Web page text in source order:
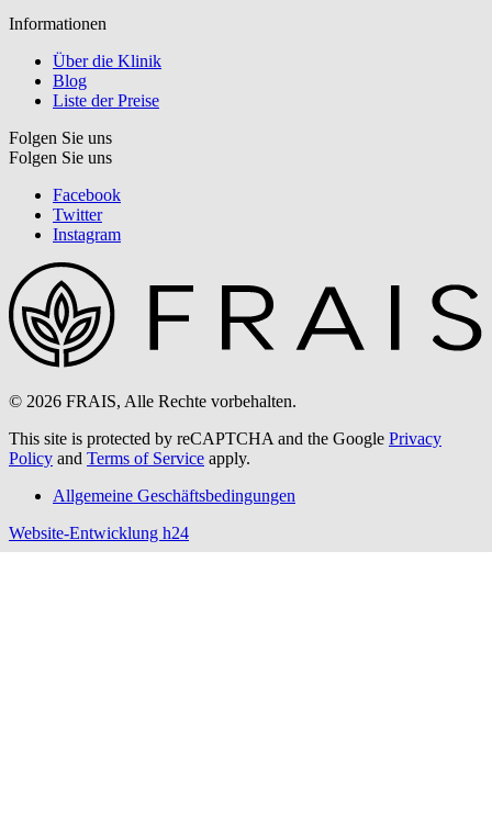
Informationen
Über die Klinik
Blog
Liste der Preise
Folgen Sie uns
Folgen Sie uns
Facebook
Twitter
Instagram
© 2026 FRAIS, Alle Rechte vorbehalten.
This site is protected by reCAPTCHA and the Google Privacy
Policy and Terms of Service apply.
Allgemeine Geschäftsbedingungen
Website-Entwicklung h24